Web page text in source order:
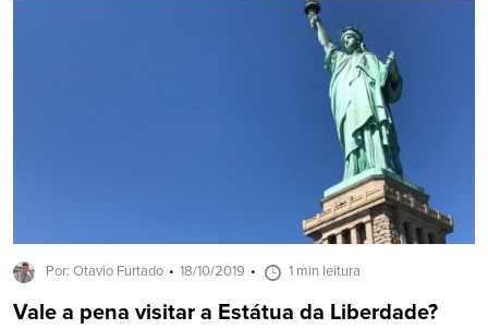
Por: Otavio Furtado 18/10/2019 1 min leitura
Vale a pena visitar a Estátua da Liberdade?